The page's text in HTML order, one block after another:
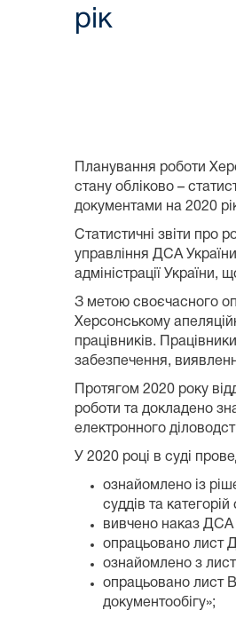
рік
Планування роботи
стану обліково –
документами на 2020
Статистичні звіти про
управління ДСА
адміністрації України,
З метою своєчасного
Херсонському
працівників.
забезпечення,
Протягом 2020 року
роботи та докладено
електронного
У 2020 році в суді
ознайомлено із
суддів та категорій
вивчено наказ ДСА
опрацьовано лист
ознайомлено з
опрацьовано лист
документообігу»;